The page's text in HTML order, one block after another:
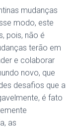
mudanças
modo, este
pois, não é
terão em
e colaborar
novo, que
desafios que a
é fato
as